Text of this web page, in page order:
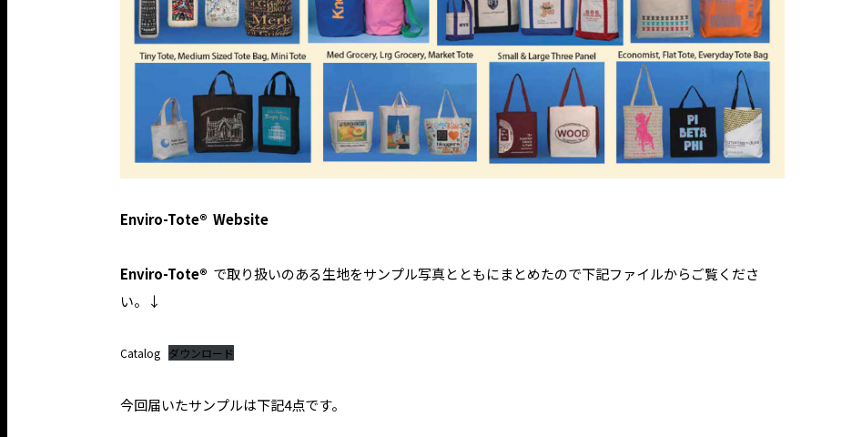
Enviro-Tote® Website
Enviro-Tote® で取り扱いのある生地をサンプル写真とともにまとめたので下記ファイルからご覧くださ
い。↓
Catalog ダウンロード
今回届いたサンプルは下記4点です。